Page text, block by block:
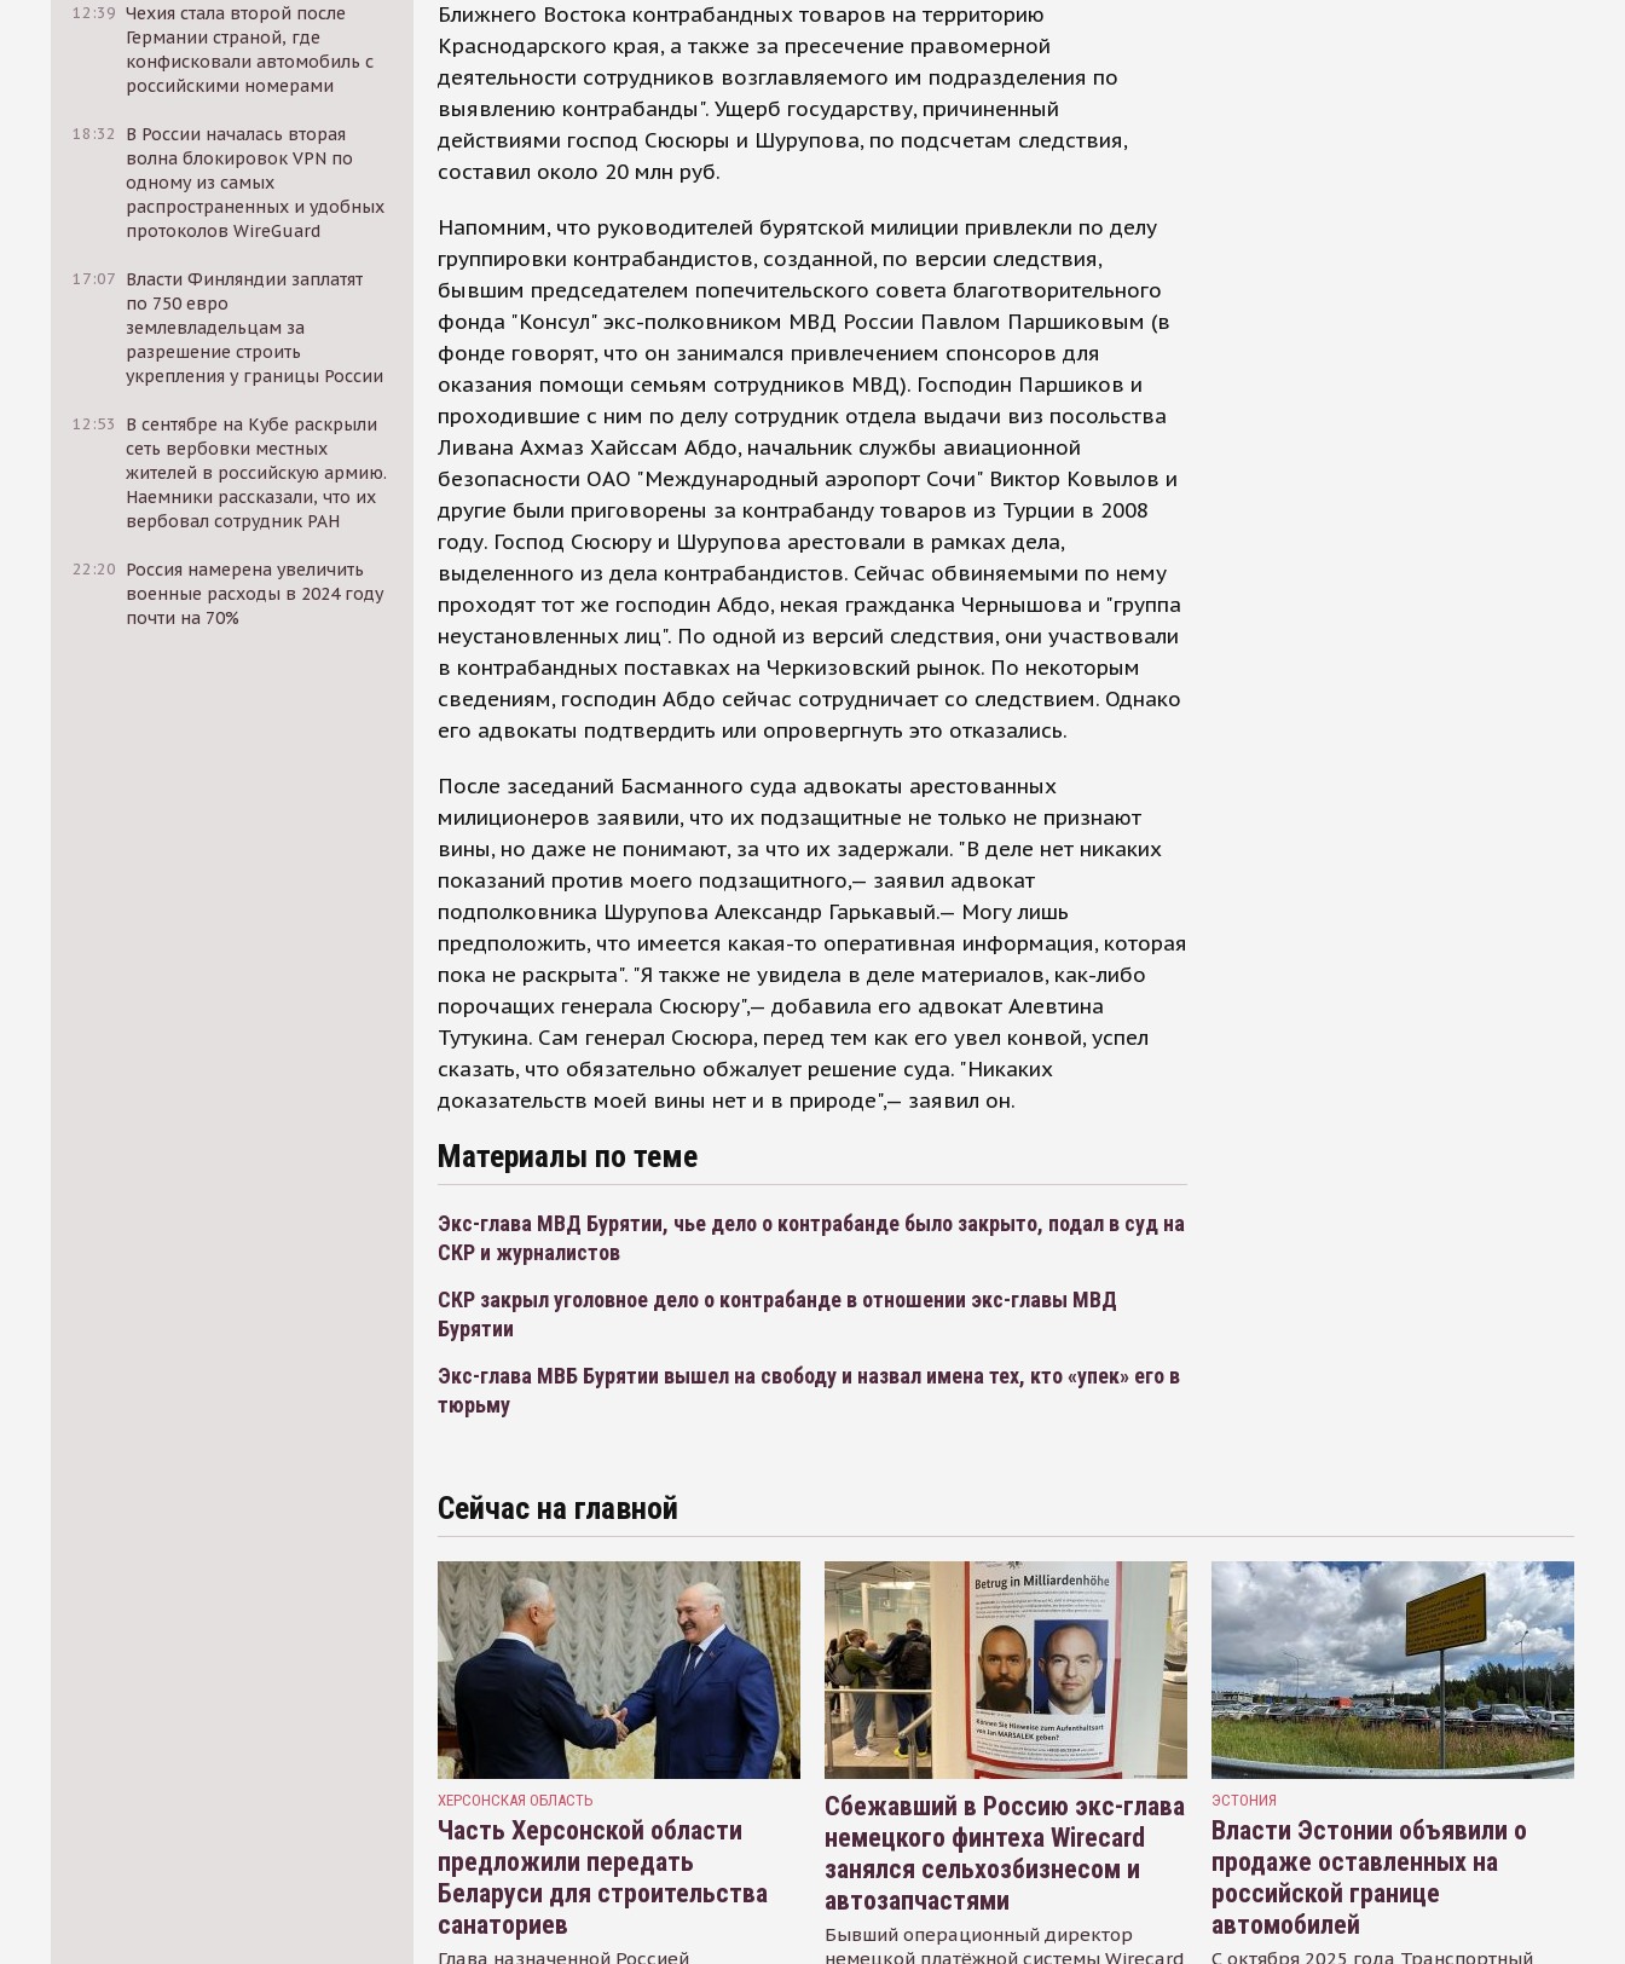
12:39 Чехия стала второй после
Германии страной, где
конфисковали автомобиль с
российскими номерами
18:32
В России началась вторая
волна блокировок VPN по
одному из самых
распространенных и удобных
протоколов WireGuard
17:07 Власти Финляндии заплатят
по 750 евро
землевладельцам за
разрешение строить
укрепления у границы России
12:53
В сентябре на Кубе раскрыли
сеть вербовки местных
жителей в российскую армию.
Наемники рассказали, что их
вербовал сотрудник РАН
22:20 Россия намерена увеличить
военные расходы в 2024 году
почти на 70%
Ближнего Востока контрабандных товаров на территорию
Краснодарского края, а также за пресечение правомерной
деятельности сотрудников возглавляемого им подразделения по
выявлению контрабанды". Ущерб государству, причиненный
действиями господ Сюсюры и Шурупова, по подсчетам следствия,
составил около 20 млн руб.
Напомним, что руководителей бурятской милиции привлекли по делу
группировки контрабандистов, созданной, по версии следствия,
бывшим председателем попечительского совета благотворительного
фонда "Консул" экс-полковником МВД России Павлом Паршиковым (в
фонде говорят, что он занимался привлечением спонсоров для
оказания помощи семьям сотрудников МВД). Господин Паршиков и
проходившие с ним по делу сотрудник отдела выдачи виз посольства
Ливана Ахмаз Хайссам Абдо, начальник службы авиационной
безопасности ОАО "Международный аэропорт Сочи" Виктор Ковылов и
другие были приговорены за контрабанду товаров из Турции в 2008
году. Господ Сюсюру и Шурупова арестовали в рамках дела,
выделенного из дела контрабандистов. Сейчас обвиняемыми по нему
проходят тот же господин Абдо, некая гражданка Чернышова и "группа
неустановленных лиц". По одной из версий следствия, они участвовали
в контрабандных поставках на Черкизовский рынок. По некоторым
сведениям, господин Абдо сейчас сотрудничает со следствием. Однако
его адвокаты подтвердить или опровергнуть это отказались.
После заседаний Басманного суда адвокаты арестованных
милиционеров заявили, что их подзащитные не только не признают
вины, но даже не понимают, за что их задержали. "В деле нет никаких
показаний против моего подзащитного,— заявил адвокат
подполковника Шурупова Александр Гарькавый.— Могу лишь
предположить, что имеется какая-то оперативная информация, которая
пока не раскрыта". "Я также не увидела в деле материалов, как-либо
порочащих генерала Сюсюру",— добавила его адвокат Алевтина
Тутукина. Сам генерал Сюсюра, перед тем как его увел конвой, успел
сказать, что обязательно обжалует решение суда. "Никаких
доказательств моей вины нет и в природе",— заявил он.
Материалы по теме
Экс-глава МВД Бурятии, чье дело о контрабанде было закрыто, подал в суд на
СКР и журналистов
СКР закрыл уголовное дело о контрабанде в отношении экс-главы МВД
Бурятии
Экс-глава МВБ Бурятии вышел на свободу и назвал имена тех, кто «упек» его в
тюрьму
Сейчас на главной
ХЕРСОНСКАЯ ОБЛАСТЬ
Часть Херсонской области
предложили передать
Беларуси для строительства
санаториев
Глава назначенной Россией
Сбежавший в Россию экс-глава
немецкого финтеха Wirecard
занялся сельхозбизнесом и
автозапчастями
Бывший операционный директор
немецкой платёжной системы Wirecard
ЭСТОНИЯ
Власти Эстонии объявили о
продаже оставленных на
российской границе
автомобилей
С октября 2025 года Транспортный